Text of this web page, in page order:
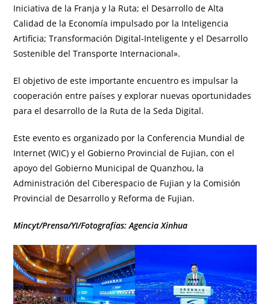
Iniciativa de la Franja y la Ruta; el Desarrollo de Alta
Calidad de la Economía impulsado por la Inteligencia
Artificia; Transformación Digital-Inteligente y el Desarrollo
Sostenible del Transporte Internacional».
El objetivo de este importante encuentro es impulsar la
cooperación entre países y explorar nuevas oportunidades
para el desarrollo de la Ruta de la Seda Digital.
Este evento es organizado por la Conferencia Mundial de
Internet (WIC) y el Gobierno Provincial de Fujian, con el
apoyo del Gobierno Municipal de Quanzhou, la
Administración del Ciberespacio de Fujian y la Comisión
Provincial de Desarrollo y Reforma de Fujian.
Mincyt/Prensa/YI/Fotografías: Agencia Xinhua